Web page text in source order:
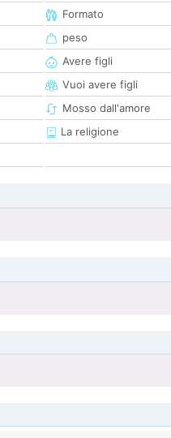
Formato
peso
Avere figli
Vuoi avere figli
Mosso dall'amore
La religione